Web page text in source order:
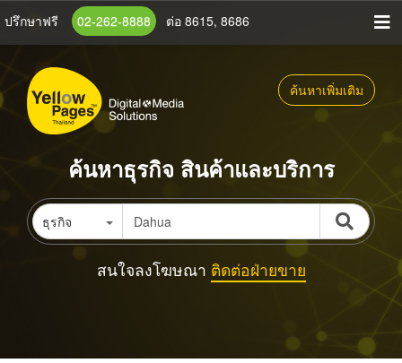
ข้าม
เนื้อหา
หลัก
ปรึกษาฟรี 02-262-8888 ต่อ 8615, 8686
ค้นหาเพิ่มเติม
ค้นหาธุรกิจ สินค้าและบริการ
ธุรกิจ
สนใจลงโฆษณา ติดต่อฝ่ายขาย